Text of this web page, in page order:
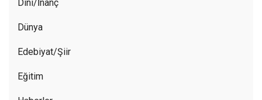
Dini/İnanç
Dünya
Edebiyat/Şiir
Eğitim